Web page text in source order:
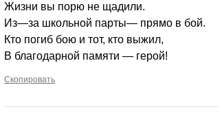
Жизни вы порю не щадили.
Из—за школьной парты— прямо в бой.
Кто погиб бою и тот, кто выжил,
В благодарной памяти — герой!
Скопировать